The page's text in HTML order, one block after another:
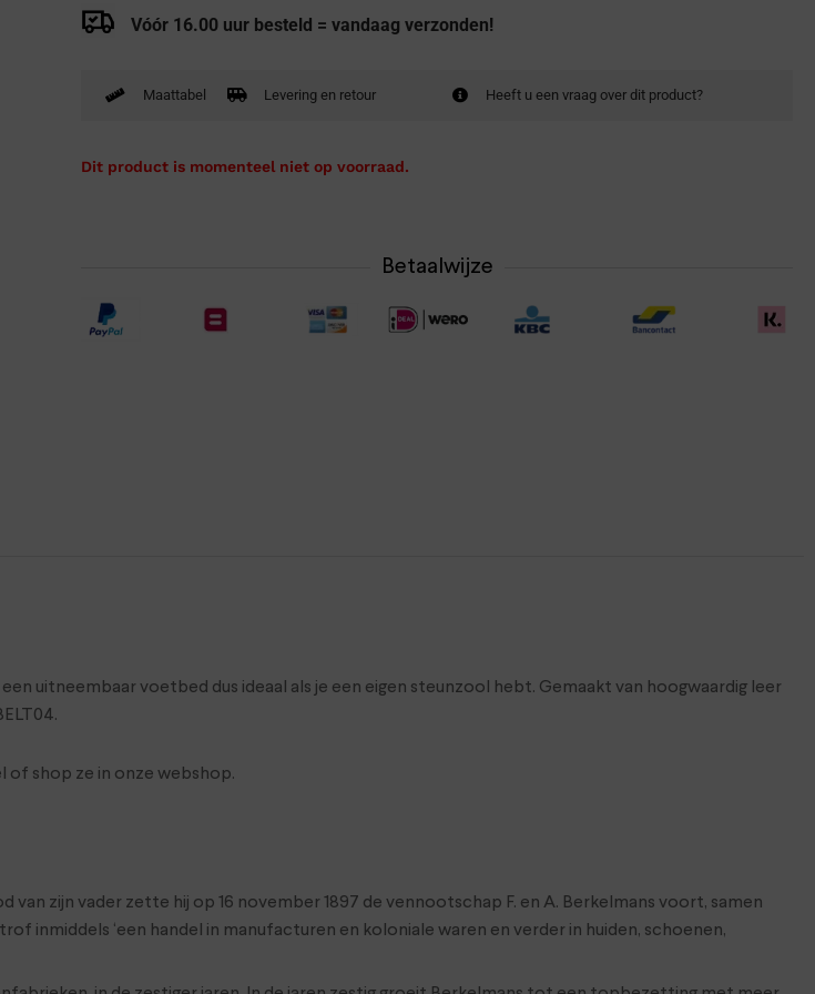
Vóór 16.00 uur besteld = vandaag verzonden!
Maattabel Levering en retour Heeft u een vraag over dit product?
Dit product is momenteel niet op voorraad.
Betaalwijze
uitneembaar voetbed dus ideaal als je een eigen steunzool hebt. Gemaakt van hoogwaardig leer
of shop ze in onze webshop.
van zijn vader zette hij op 16 november 1897 de vennootschap F. en A. Berkelmans voort, samen
inmiddels ‘een handel in manufacturen en koloniale waren en verder in huiden, schoenen,